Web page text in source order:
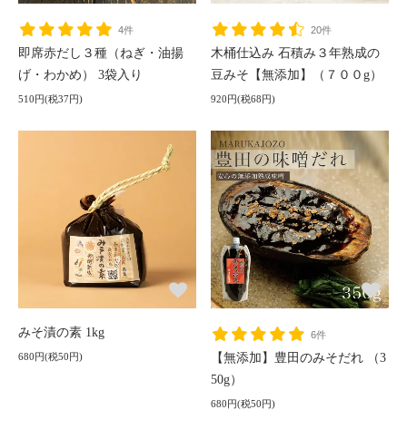
4件
即席赤だし３種（ねぎ・油揚
げ・わかめ） 3袋入り
510円(税37円)
20件
木桶仕込み 石積み３年熟成の
豆みそ【無添加】（７００g）
920円(税68円)
みそ漬の素 1kg
680円(税50円)
6件
【無添加】豊田のみそだれ （3
50g）
680円(税50円)